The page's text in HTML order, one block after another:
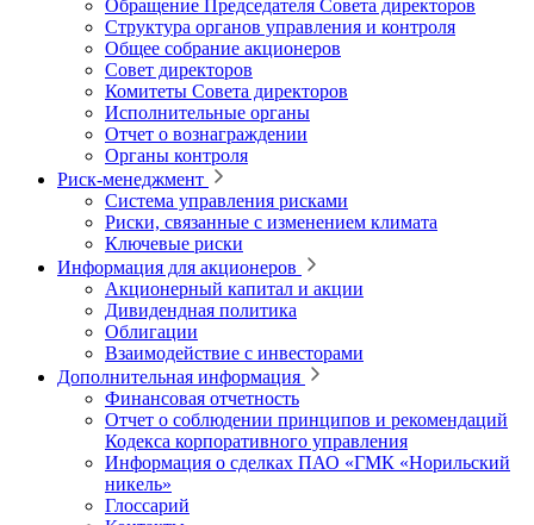
Обращение Председателя Совета директоров
Структура органов управления и контроля
Общее собрание акционеров
Совет директоров
Комитеты Совета директоров
Исполнительные органы
Отчет о вознаграждении
Органы контроля
Риск-менеджмент
Система управления рисками
Риски, связанные с изменением климата
Ключевые риски
Информация для акционеров
Акционерный капитал и акции
Дивидендная политика
Облигации
Взаимодействие с инвесторами
Дополнительная информация
Финансовая отчетность
Отчет о соблюдении принципов и рекомендаций
Кодекса корпоративного управления
Информация о сделках ПАО «ГМК «Норильский
никель»
Глоссарий